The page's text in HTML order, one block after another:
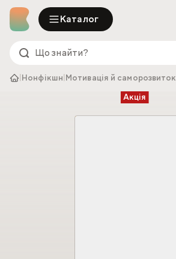
Каталог
Нонфікшн Мотивація й саморозвиток
Акція